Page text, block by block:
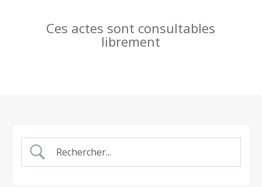
Ces actes sont consultables
librement